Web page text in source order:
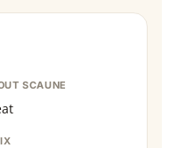
SCAUNE